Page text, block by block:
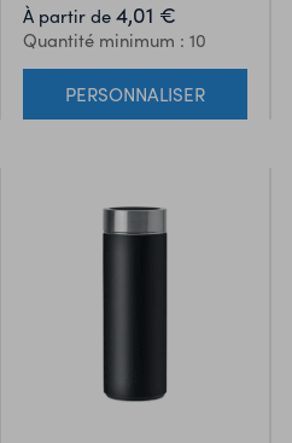
À partir de 4,01 €
Quantité minimum : 10
PERSONNALISER